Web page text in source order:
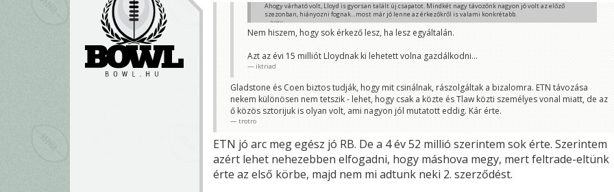
Ahogy várható volt, Lloyd is gyorsan talált új csapatot. Mindkét nagy távozónk nagyon jó volt az előző
szezonban, hiányozni fognak…most már jó lenne az érkezőkről is valami konkrétabb.
trotro
Nem hiszem, hogy sok érkező lesz, ha lesz egyáltalán.
Azt az évi 15 milliót Lloydnak ki lehetett volna gazdálkodni...
iktriad
Gladstone és Coen biztos tudják, hogy mit csinálnak, rászolgáltak a bizalomra. ETN távozása
nekem különösen nem tetszik - lehet, hogy csak a közte és Tlaw közti személyes vonal miatt, de az
ő közös sztorijuk is olyan volt, ami nagyon jól mutatott eddig. Kár érte.
trotro
ETN jó arc meg egész jó RB. De a 4 év 52 millió szerintem sok érte. Szerintem
azért lehet nehezebben elfogadni, hogy máshova megy, mert feltrade-eltünk
érte az első körbe, majd nem mi adtunk neki 2. szerződést.